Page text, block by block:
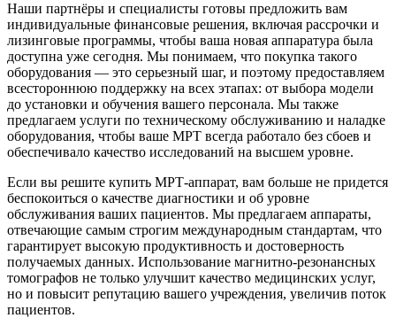
Наши партнёры и специалисты готовы предложить вам
индивидуальные финансовые решения, включая рассрочки и
лизинговые программы, чтобы ваша новая аппаратура была
доступна уже сегодня. Мы понимаем, что покупка такого
оборудования — это серьезный шаг, и поэтому предоставляем
всестороннюю поддержку на всех этапах: от выбора модели
до установки и обучения вашего персонала. Мы также
предлагаем услуги по техническому обслуживанию и наладке
оборудования, чтобы ваше МРТ всегда работало без сбоев и
обеспечивало качество исследований на высшем уровне.
Если вы решите купить МРТ-аппарат, вам больше не придется
беспокоиться о качестве диагностики и об уровне
обслуживания ваших пациентов. Мы предлагаем аппараты,
отвечающие самым строгим международным стандартам, что
гарантирует высокую продуктивность и достоверность
получаемых данных. Использование магнитно-резонансных
томографов не только улучшит качество медицинских услуг,
но и повысит репутацию вашего учреждения, увеличив поток
пациентов.